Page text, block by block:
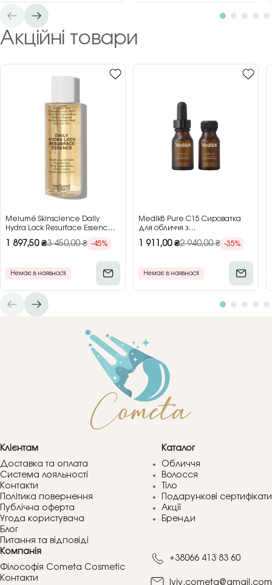
Акційні товари
Melumé Skinscience Daily
Hydra Lock Resurface Essence
обличчя з кислотами, 150 мл
1 897,50₴3 450,00₴ -45%
Немає в наявності
Medik8 Pure C15 Сироватка
для обличчя з
2×15 мл
1 911,00₴2 940,00₴ -35%
Немає в наявності
Клієнтам
Доставка та оплата
Система лояльності
Контакти
Політика повернення
Публічна оферта
Угода користувача
Блог
Питання та відповіді
Каталог
Обличчя
Волосся
Тіло
Подарункові сертифікати
Акції
Бренди
Компанія
Філософія Cometa Cosmetic
Контакти
+38066 413 83 60
lviv.cometa@gmail.com